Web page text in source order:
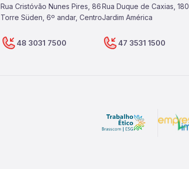
Rua Cristóvão Nunes Pires, 86
Torre Süden, 6º andar, Centro
48 3031 7500
Rua Duque de Caxias, 180
Jardim América
47 3531 1500